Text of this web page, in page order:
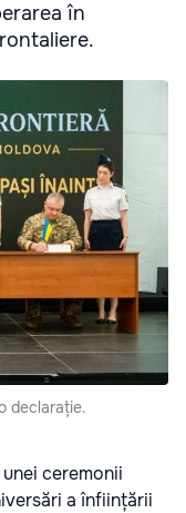
în
declarație.
ceremonii
a înființării